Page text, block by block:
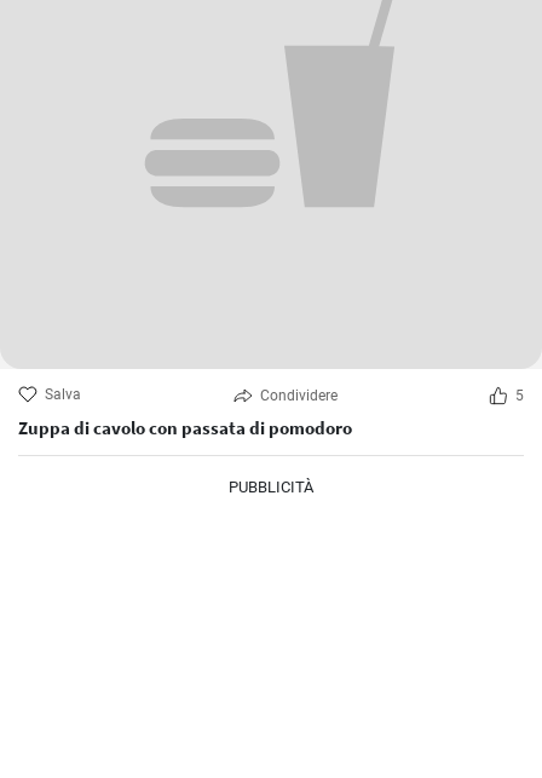
Salva Condividere 5
Zuppa di cavolo con passata di pomodoro
PUBBLICITÀ